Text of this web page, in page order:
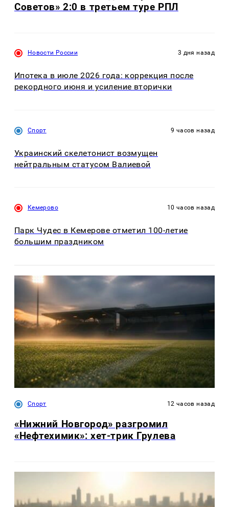
Советов» 2:0 в третьем туре РПЛ
Новости России 3 дня назад
Ипотека в июле 2026 года: коррекция после
рекордного июня и усиление вторички
Спорт 9 часов назад
Украинский скелетонист возмущен
нейтральным статусом Валиевой
Кемерово 10 часов назад
Парк Чудес в Кемерове отметил 100-летие
большим праздником
Спорт 12 часов назад
«Нижний Новгород» разгромил
«Нефтехимик»: хет-трик Грулева